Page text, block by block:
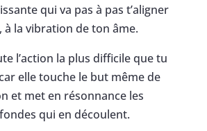
qui va pas à pas t’aligner
à la vibration de ton âme.
l’action la plus difficile que tu
elle touche le but même de
et met en résonnance les
qui en découlent.